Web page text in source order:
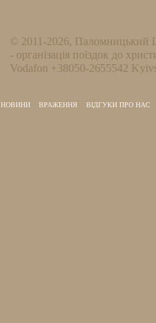
© 2011-2026, Паломницький
- організація поїздок до
Vodafon +38050-2655542
НОВИНИ ВРАЖЕННЯ ВІДГУКИ ПРО НАС